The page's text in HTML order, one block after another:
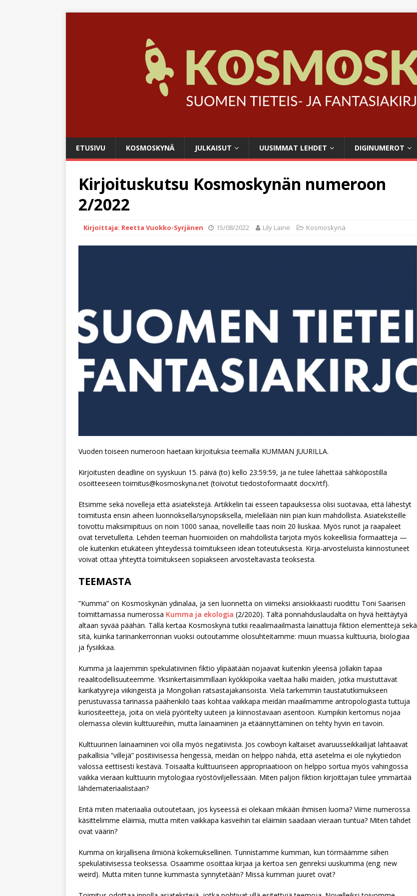
ETUSIVU KOSMOSKYNÄ JULKAISUT UUSIMMAT LEHDET DIGINUMEROT
Kirjoituskutsu Kosmoskynän numeroon
2/2022
Kirjoittaja: Reetta Vuokko-Syrjänen 15/08/2022 Lily Laine Kosmoskynä
Vuoden toiseen numeroon haetaan kirjoituksia teemalla KUMMAN JUURILLA.
Kirjoitusten deadline on syyskuun 15. päivä (to) kello 23:59:59, ja ne tulee lähettää sähköpostilla
osoitteeseen toimitus@kosmoskyna.net (toivotut tiedostoformaatit docx/rtf).
Etsimme sekä novelleja että asiatekstejä. Artikkelin tai esseen tapauksessa olisi suotavaa, että lähestyt
toimitusta ensin aiheen luonnoksella/synopsiksella, mielellään niin pian kuin mahdollista. Asiateksteille
toivottu maksimipituus on noin 1000 sanaa, novelleille taas noin 20 liuskaa. Myös runot ja raapaleet
ovat tervetulleita. Lehden teeman huomioiden on mahdollista tarjota myös kokeellisia formaatteja —
ole kuitenkin etukäteen yhteydessä toimitukseen idean toteutuksesta. Kirja-arvosteluista kiinnostuneet
voivat ottaa yhteyttä toimitukseen sopiakseen arvosteltavasta teoksesta.
TEEMASTA
”Kumma” on Kosmoskynän ydinalaa, ja sen luonnetta on viimeksi ansiokkaasti ruodittu Toni Saarisen
toimittamassa numerossa Kumma ja ekologia (2/2020). Tältä ponnahduslaudalta on hyvä heittäytyä
altaan syvää päähän. Tällä kertaa Kosmoskynä tutkii reaalimaailmasta lainattuja fiktion elementtejä sekä
sitä, kuinka tarinankerronnan vuoksi outoutamme olosuhteitamme: muun muassa kulttuuria, biologiaa
ja fysiikkaa.
Kumma ja laajemmin spekulatiivinen fiktio ylipäätään nojaavat kuitenkin yleensä jollakin tapaa
reaalitodellisuuteemme. Yksinkertaisimmillaan kyökkipoika vaeltaa halki maiden, jotka muistuttavat
karikatyyreja viikingeistä ja Mongolian ratsastajakansoista. Vielä tarkemmin taustatutkimukseen
perustuvassa tarinassa päähenkilö taas kohtaa vaikkapa meidän maailmamme antropologiasta tuttuja
kuriositeetteja, joita on vielä pyöritelty uuteen ja kiinnostavaan asentoon. Kumpikin kertomus nojaa
olemassa oleviin kulttuureihin, mutta lainaaminen ja etäännyttäminen on tehty hyvin eri tavoin.
Kulttuurinen lainaaminen voi olla myös negatiivista. Jos cowboyn kaltaiset avaruusseikkailijat lahtaavat
paikallisia ”villejä” positiivisessa hengessä, meidän on helppo nähdä, että asetelma ei ole nykytiedon
valossa eettisesti kestävä. Toisaalta kulttuuriseen appropriaatioon on helppo sortua myös vahingossa
vaikka vieraan kulttuurin mytologiaa ryöstöviljellessään. Miten paljon fiktion kirjoittajan tulee ymmärtää
lähdemateriaalistaan?
Entä miten materiaalia outoutetaan, jos kyseessä ei olekaan mikään ihmisen luoma? Viime numerossa
käsittelimme eläimiä, mutta miten vaikkapa kasveihin tai eläimiin saadaan vieraan tuntua? Miten tähdet
ovat väärin?
Kumma on kirjallisena ilmiönä kokemuksellinen. Tunnistamme kumman, kun törmäämme siihen
spekulatiivisessa teoksessa. Osaamme osoittaa kirjaa ja kertoa sen genreksi uuskumma (eng. new
weird). Mutta miten tunne kummasta synnytetään? Missä kumman juuret ovat?